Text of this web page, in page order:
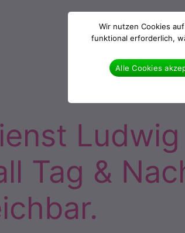
Ludwig
Tag &
Wir nutzen Cookies
funktional erforderlich,
Alle Cookies